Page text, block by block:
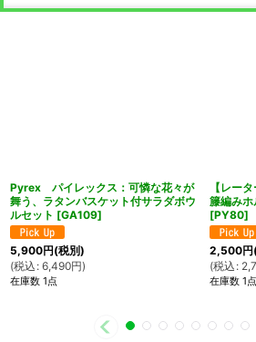
Pyrex パイレックス：可憐な花々が
舞う、ラタンバスケット付サラダボウ
ルセット [GA109]
5,900円(税別)
(税込 : 6,490円)
在庫数 1点
【レー
籐編み
[PY80]
2,500円
(税込 :
在庫数 1点